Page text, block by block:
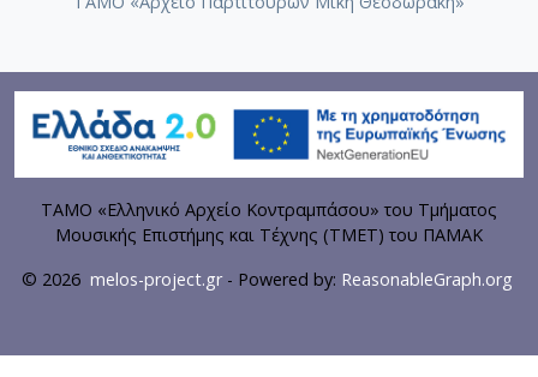
ΤΑΜΟ «Ελληνικό Αρχείο Κοντραμπάσου» του Τμήματος
Μουσικής Επιστήμης και Τέχνης (ΤΜΕΤ) του ΠΑΜΑΚ
© 2026 melos-project.gr- Powered by: ReasonableGraph.org